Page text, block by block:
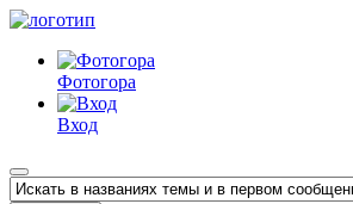
Фотогора
Вход